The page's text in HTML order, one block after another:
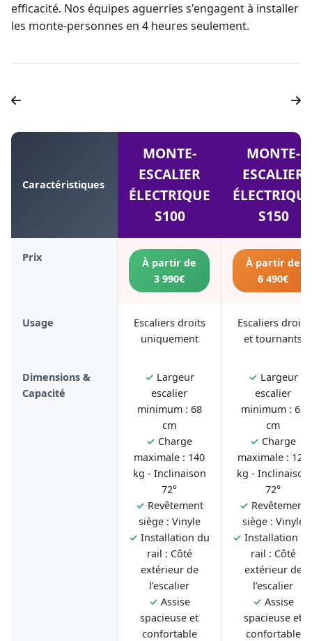
efficacité. Nos équipes aguerries s'engagent à installer
les monte-personnes en 4 heures seulement.
Caractéristiques
MONTE-
ESCALIER
ÉLECTRIQUE
S100
MONTE-
ESCALIER
S150
Prix
À partir de
3 990€
À partir de
6 490€
Usage
Escaliers droits
uniquement
Escaliers droits
et tournants
Dimensions &
Capacité
✓ Largeur
escalier
minimum : 68
cm
✓ Charge
maximale : 140
kg - Inclinaison
72°
✓ Revêtement
siège : Vinyle
✓ Installation du
rail : Côté
extérieur de
l’escalier
✓ Assise
spacieuse et
confortable
✓ Largeur
escalier
minimum : 68
cm
✓ Charge
maximale : 125
kg - Inclinaison
72°
✓ Revêtement
siège : Vinyle
✓ Installation
rail : Côté
extérieur de
l’escalier
✓ Assise
spacieuse et
confortable